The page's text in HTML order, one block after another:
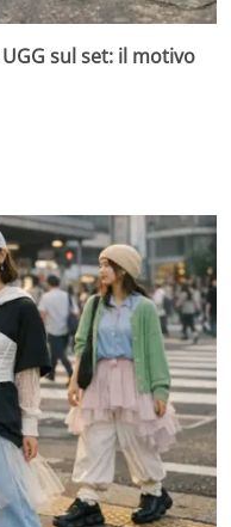
sul set: il motivo